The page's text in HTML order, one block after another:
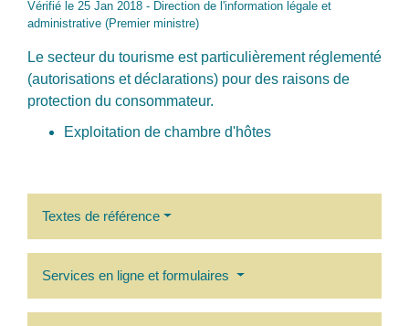
Vérifié le 25 Jan 2018 - Direction de l'information légale et
administrative (Premier ministre)
Le secteur du tourisme est particulièrement réglementé
(autorisations et déclarations) pour des raisons de
protection du consommateur.
Exploitation de chambre d'hôtes
Textes de référence
Services en ligne et formulaires